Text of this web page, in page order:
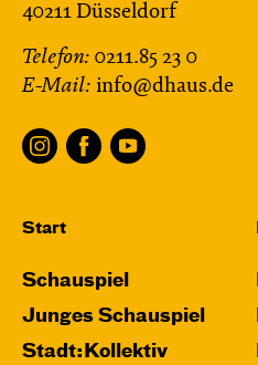
40211 Düsseldorf
Telefon: 0211.85 23 0
E-Mail: info@dhaus.de
Start
Schauspiel
Junges Schauspiel
Stadt:Kollektiv